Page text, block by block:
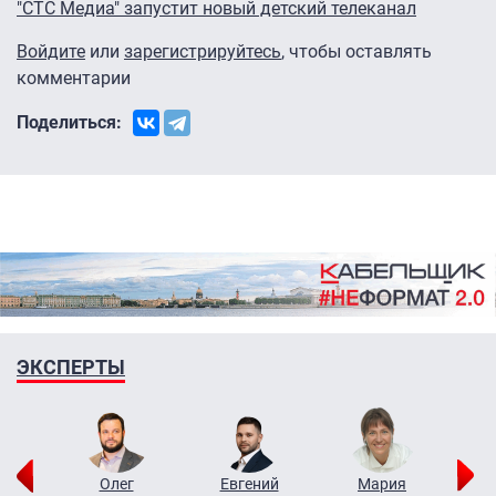
"СТС Медиа" запустит новый детский телеканал
Войдите или зарегистрируйтесь, чтобы оставлять
комментарии
Поделиться:
ЭКСПЕРТЫ
Олег Евгений Мария